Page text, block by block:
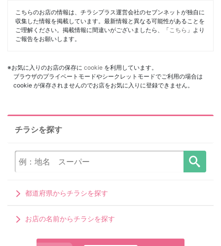
こちらのお店の情報は、チラシプラス運営会社のセブンネットが独自に
収集した情報を掲載しています。最新情報と異なる可能性があることを
ご理解ください。掲載情報に間違いがございましたら、「 こちら 」より
ご報告をお願いします。
※お気に入りのお店の保存に cookie を利用しています。
ブラウザのプライベートモードやシークレットモードでご利用の場合は
cookie が保存されませんのでお店をお気に入りに登録できません。
チラシを探す
都道府県からチラシを探す
お店の名前からチラシを探す